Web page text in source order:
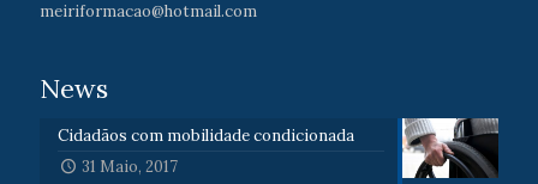
meiriformacao@hotmail.com
News
Cidadãos com mobilidade condicionada
31 Maio, 2017